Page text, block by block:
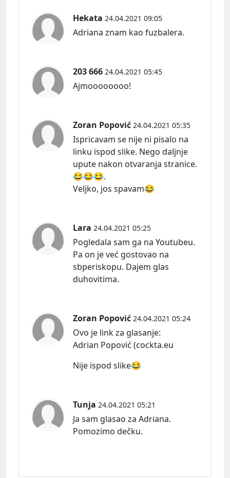
Hekata 24.04.2021 09:05
Adriana znam kao fuzbalera.
203 666 24.04.2021 05:45
Ajmoooooooo!
Zoran Popović 24.04.2021 05:35
Ispricavam se nije ni pisalo na
linku ispod slike. Nego daljnje
upute nakon otvaranja stranice.
😂😂😂.
Veljko, jos spavam😂
Lara 24.04.2021 05:25
Pogledala sam ga na Youtubeu.
Pa on je već gostovao na
sbperiskopu. Dajem glas
duhovitima.
Zoran Popović 24.04.2021 05:24
Ovo je link za glasanje:
Adrian Popović (cockta.eu
Nije ispod slike😂
Tunja 24.04.2021 05:21
Ja sam glasao za Adriana.
Pomozimo dečku.